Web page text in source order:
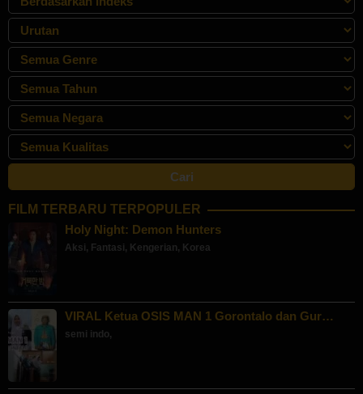
FILM TERBARU TERPOPULER
Holy Night: Demon Hunters
Aksi , Fantasi , Kengerian, Korea
VIRAL Ketua OSIS MAN 1 Gorontalo dan Gur…
semi indo,